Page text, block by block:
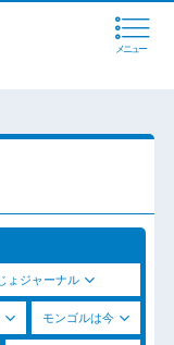
メニュー
ょジャーナル
モンゴルは今